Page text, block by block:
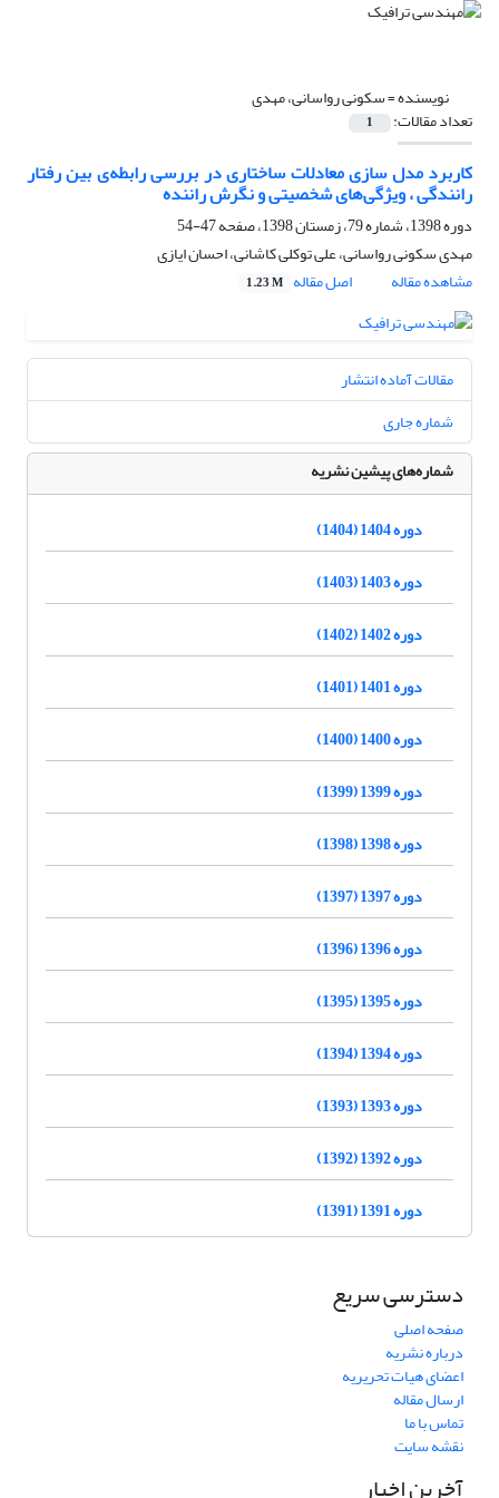
نویسنده =سکونی رواسانی، مهدی
تعداد مقالات: 1
کاربرد مدل سازی معادلات ساختاری در بررسی رابطه‌ی بین رفتار
رانندگی ، ویژگی‌های شخصیتی و نگرش راننده
دوره 1398، شماره 79، زمستان 1398، صفحه
47-54
مهدی سکونی رواسانی، علی توکلی کاشانی، احسان ایازی
مشاهده مقاله
اصل مقاله 1.23 M
مقالات آماده انتشار
شماره جاری
شماره‌های پیشین نشریه
دوره 1404 (1404)
دوره 1403 (1403)
دوره 1402 (1402)
دوره 1401 (1401)
دوره 1400 (1400)
دوره 1399 (1399)
دوره 1398 (1398)
دوره 1397 (1397)
دوره 1396 (1396)
دوره 1395 (1395)
دوره 1394 (1394)
دوره 1393 (1393)
دوره 1392 (1392)
دوره 1391 (1391)
دسترسی سریع
صفحه اصلی
درباره نشریه
اعضای هیات تحریریه
ارسال مقاله
تماس با ما
نقشه سایت
آخرین اخبار